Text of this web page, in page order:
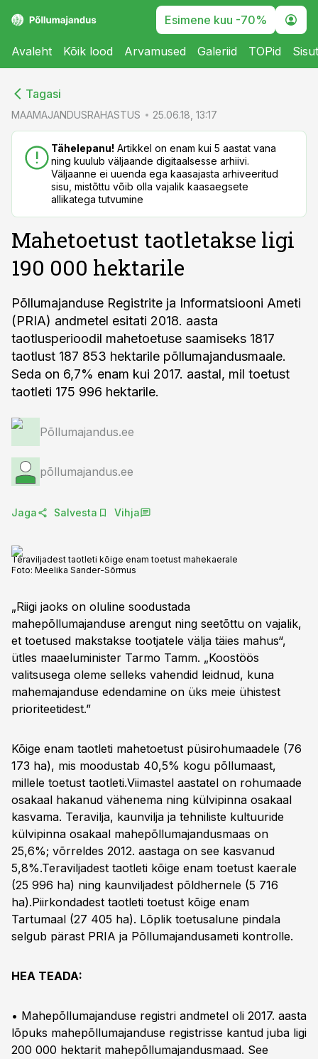
Esimene kuu -70%
Avaleht Kõik lood Arvamused Galeriid TOPid
Tagasi
MAAMAJANDUSRAHASTUS 25.06.18, 13:17
Tähelepanu! Artikkel on enam kui 5 aastat vana
ning kuulub väljaande digitaalsesse arhiivi.
Väljaanne ei uuenda ega kaasajasta arhiveeritud
sisu, mistõttu võib olla vajalik kaasaegsete
allikatega tutvumine
Mahetoetust taotletakse ligi
190 000 hektarile
Põllumajanduse Registrite ja Informatsiooni Ameti
(PRIA) andmetel esitati 2018. aasta
taotlusperioodil mahetoetuse saamiseks 1817
taotlust 187 853 hektarile põllumajandusmaale.
Seda on 6,7% enam kui 2017. aastal, mil toetust
taotleti 175 996 hektarile.
Põllumajandus.ee
põllumajandus.ee
Jaga Salvesta Vihja
Teraviljadest taotleti kõige enam toetust mahekaerale
Foto: Meelika Sander-Sõrmus
„Riigi jaoks on oluline soodustada
mahepõllumajanduse arengut ning seetõttu on vajalik,
et toetused makstakse tootjatele välja täies mahus“,
ütles maaeluminister Tarmo Tamm. „Koostöös
valitsusega oleme selleks vahendid leidnud, kuna
mahemajanduse edendamine on üks meie ühistest
prioriteetidest.”
Kõige enam taotleti mahetoetust püsirohumaadele (76
173 ha), mis moodustab 40,5% kogu põllumaast,
millele toetust taotleti.Viimastel aastatel on rohumaade
osakaal hakanud vähenema ning külvipinna osakaal
kasvama. Teravilja, kaunvilja ja tehniliste kultuuride
külvipinna osakaal mahepõllumajandusmaas on
25,6%; võrreldes 2012. aastaga on see kasvanud
5,8%.Teraviljadest taotleti kõige enam toetust kaerale
(25 996 ha) ning kaunviljadest põldhernele (5 716
ha).Piirkondadest taotleti toetust kõige enam
Tartumaal (27 405 ha). Lõplik toetusalune pindala
selgub pärast PRIA ja Põllumajandusameti kontrolle.
HEA TEADA:
• Mahepõllumajanduse registri andmetel oli 2017. aasta
lõpuks mahepõllumajanduse registrisse kantud juba ligi
200 000 hektarit mahepõllumajandusmaad. See